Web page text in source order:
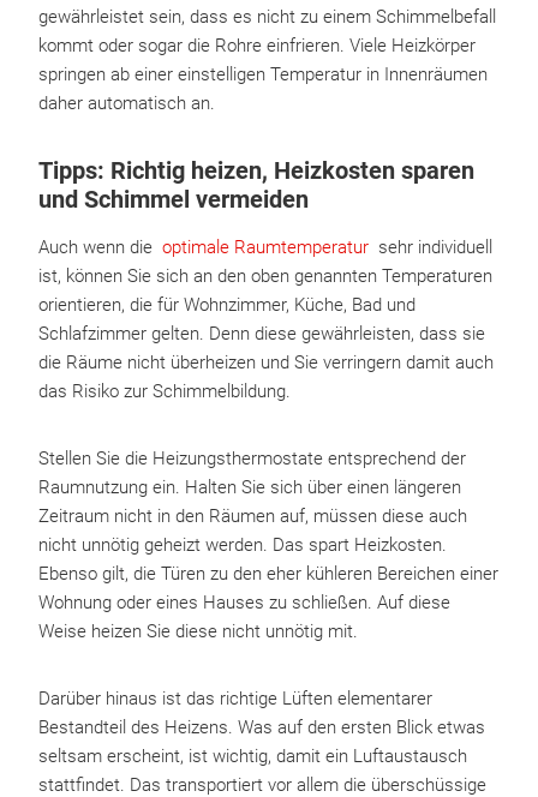
gewährleistet sein, dass es nicht zu einem Schimmelbefall
kommt oder sogar die Rohre einfrieren. Viele Heizkörper
springen ab einer einstelligen Temperatur in Innenräumen
daher automatisch an.
Tipps: Richtig heizen, Heizkosten sparen
und Schimmel vermeiden
Auch wenn die optimale Raumtemperatur sehr individuell
ist, können Sie sich an den oben genannten Temperaturen
orientieren, die für Wohnzimmer, Küche, Bad und
Schlafzimmer gelten. Denn diese gewährleisten, dass sie
die Räume nicht überheizen und Sie verringern damit auch
das Risiko zur Schimmelbildung.
Stellen Sie die Heizungsthermostate entsprechend der
Raumnutzung ein. Halten Sie sich über einen längeren
Zeitraum nicht in den Räumen auf, müssen diese auch
nicht unnötig geheizt werden. Das spart Heizkosten.
Ebenso gilt, die Türen zu den eher kühleren Bereichen einer
Wohnung oder eines Hauses zu schließen. Auf diese
Weise heizen Sie diese nicht unnötig mit.
Darüber hinaus ist das richtige Lüften elementarer
Bestandteil des Heizens. Was auf den ersten Blick etwas
seltsam erscheint, ist wichtig, damit ein Luftaustausch
stattfindet. Das transportiert vor allem die überschüssige